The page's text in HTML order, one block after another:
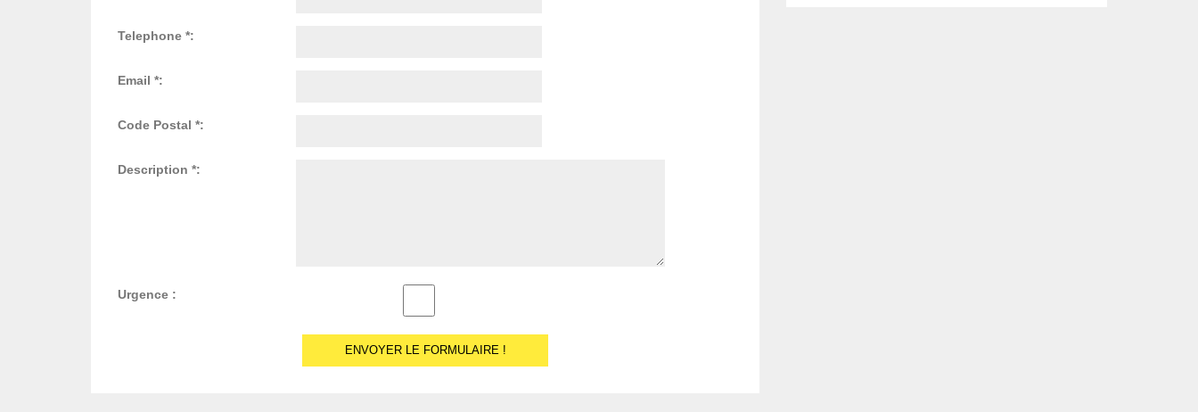
Telephone *:
Email *:
Code Postal *:
Description *:
Urgence :